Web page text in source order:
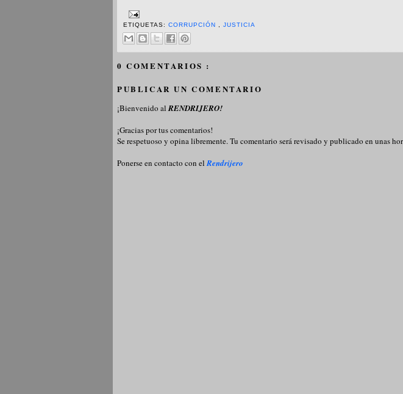
ETIQUETAS:CORRUPCIÓN ,JUSTICIA
0 COMENTARIOS :
PUBLICAR UN COMENTARIO
¡Bienvenido alRENDRIJERO!
¡Gracias por tus comentarios!
Se respetuoso y opina libremente. Tu comentario será revisado y publicado en unas
Ponerse en contacto con elRendrijero